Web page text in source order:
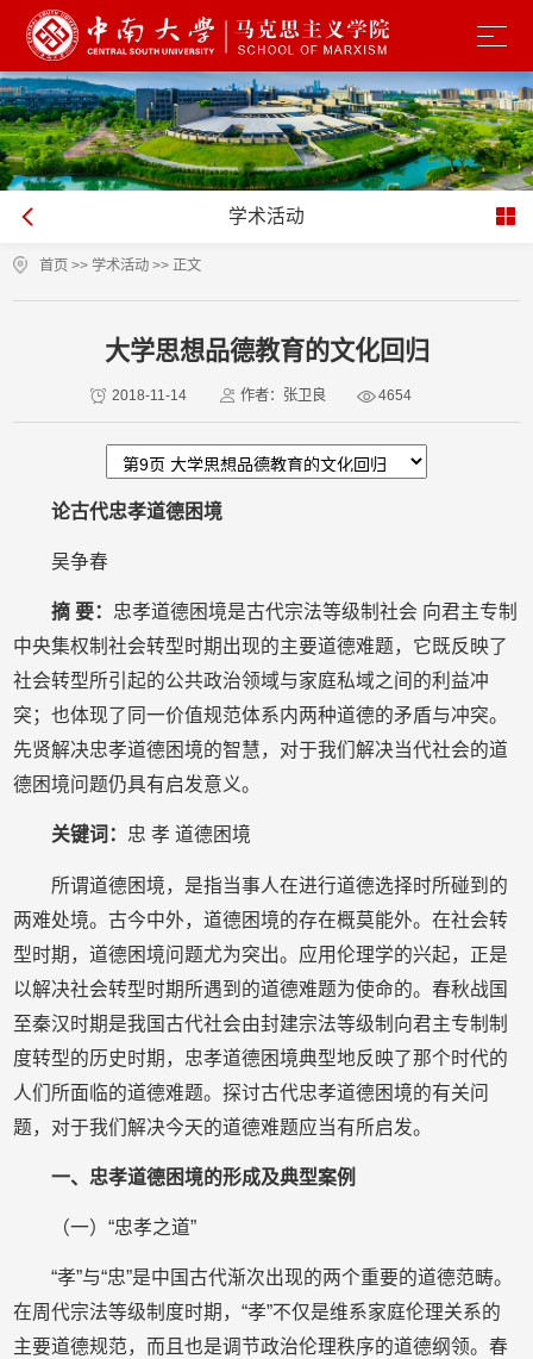
学术活动
首页 >>学术活动 >> 正文
大学思想品德教育的文化回归
2018-11-14 作者：张卫良 4654
论古代忠孝道德困境
吴争春
摘 要： 忠孝道德困境是古代宗法等级制社会 向君主专制
中央集权制社会转型时期出现的主要道德难题，它既反映了
社会转型所引起的公共政治领域与家庭私域之间的利益冲
突；也体现了同一价值规范体系内两种道德的矛盾与冲突。
先贤解决忠孝道德困境的智慧，对于我们解决当代社会的道
德困境问题仍具有启发意义。
关键词： 忠 孝 道德困境
所谓道德困境，是指当事人在进行道德选择时所碰到的
两难处境。古今中外，道德困境的存在概莫能外。在社会转
型时期，道德困境问题尤为突出。应用伦理学的兴起，正是
以解决社会转型时期所遇到的道德难题为使命的。春秋战国
至秦汉时期是我国古代社会由封建宗法等级制向君主专制制
度转型的历史时期，忠孝道德困境典型地反映了那个时代的
人们所面临的道德难题。探讨古代忠孝道德困境的有关问
题，对于我们解决今天的道德难题应当有所启发。
一、忠孝道德困境的形成及典型案例
（一）“忠孝之道”
“孝”与“忠”是中国古代渐次出现的两个重要的道德范畴。
在周代宗法等级制度时期，“孝”不仅是维系家庭伦理关系的
主要道德规范，而且也是调节政治伦理秩序的道德纲领。春